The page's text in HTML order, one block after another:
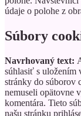
údaje o polohe z
Súbory
Navrhovaný text:
súhlasiť s uložením
stránky do súborov
nemuseli opätovne
komentára. Tieto
našu stránku